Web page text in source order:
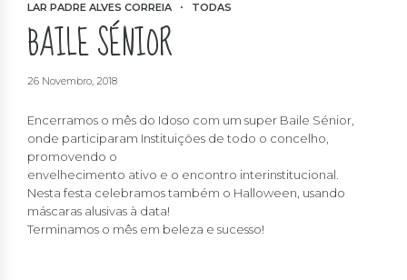
LAR PADRE ALVES CORREIA TODAS
BAILE SÉNIOR
26 Novembro, 2018
Encerramos o mês do Idoso com um super Baile Sénior,
onde participaram Instituições de todo o concelho,
promovendo o
envelhecimento ativo e o encontro interinstitucional.
Nesta festa celebramos também o Halloween, usando
máscaras alusivas à data!
Terminamos o mês em beleza e sucesso!